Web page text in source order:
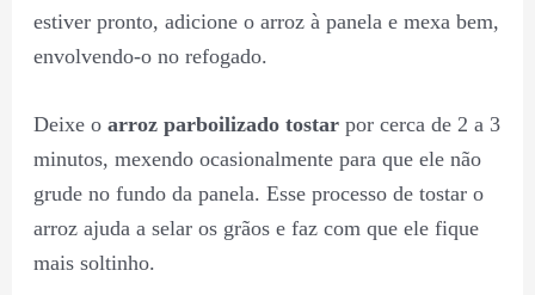
estiver pronto, adicione o arroz à panela e mexa bem,
envolvendo-o no refogado.
Deixe o arroz parboilizado tostarpor cerca de 2 a 3
minutos, mexendo ocasionalmente para que ele não
grude no fundo da panela. Esse processo de tostar o
arroz ajuda a selar os grãos e faz com que ele fique
mais soltinho.